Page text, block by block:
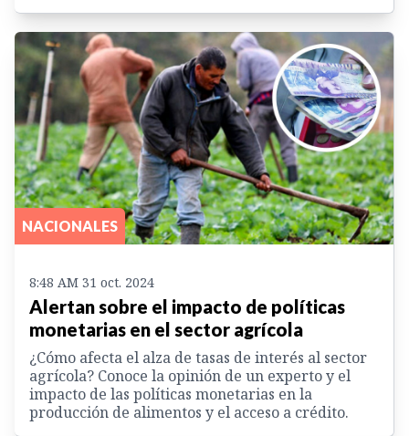
NACIONALES
8:48 AM 31 oct. 2024
Alertan sobre el impacto de políticas
monetarias en el sector agrícola
¿Cómo afecta el alza de tasas de interés al sector
agrícola? Conoce la opinión de un experto y el
impacto de las políticas monetarias en la
producción de alimentos y el acceso a crédito.